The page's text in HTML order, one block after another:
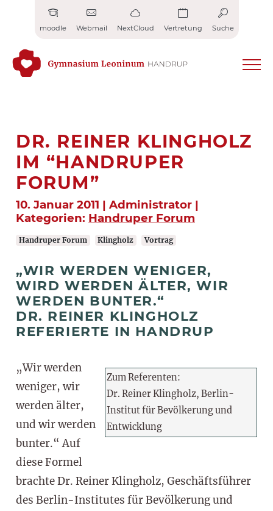
moodle Webmail NextCloud Vertretung Suche
DR. REINER KLINGHOLZ
IM “HANDRUPER
FORUM”
10. Januar 2011 | Administrator |
Kategorien: Handruper Forum
Handruper Forum Klingholz Vortrag
„WIR WERDEN WENIGER,
WIRD WERDEN ÄLTER, WIR
WERDEN BUNTER.“
DR. REINER KLINGHOLZ
REFERIERTE IN HANDRUP
Zum Referenten:
Dr. Reiner Klingholz, Berlin-
Institut für Bevölkerung und
Entwicklung
„Wir werden
weniger, wir
werden älter,
und wir werden
bunter.“ Auf
diese Formel
brachte Dr. Reiner Klingholz, Geschäftsführer
des Berlin-Institutes für Bevölkerung und